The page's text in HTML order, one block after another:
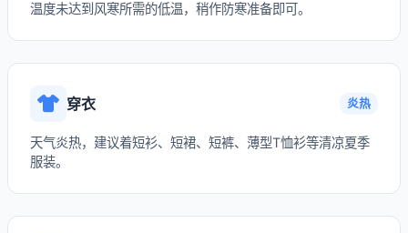
温度未达到风寒所需的低温，稍作防寒准备即可。
穿衣 炎热
天气炎热，建议着短衫、短裙、短裤、薄型T恤衫等清凉夏季
服装。